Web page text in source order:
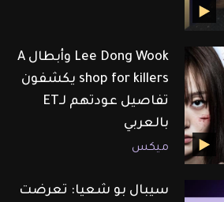
Lee Dong Wook وأبطال A
shop for killers يكشفون
تفاصيل عودتهم لـET
بالعربي
ميكس
سيبال بو شعيا: تعرضت